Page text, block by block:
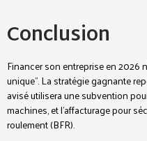
Conclusion
Financer son entreprise en 2026
unique". La stratégie gagnante
avisé utilisera une subvention
machines, et l'affacturage pour
roulement (BFR).